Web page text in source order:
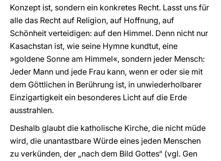
Konzept ist, sondern ein konkretes Recht. Lasst uns für
alle das Recht auf Religion, auf Hoffnung, auf
Schönheit verteidigen: auf den Himmel. Denn nicht nur
Kasachstan ist, wie seine Hymne kundtut, eine
»goldene Sonne am Himmel«, sondern jeder Mensch:
Jeder Mann und jede Frau kann, wenn er oder sie mit
dem Göttlichen in Berührung ist, in unwiederholbarer
Einzigartigkeit ein besonderes Licht auf die Erde
ausstrahlen.
Deshalb glaubt die katholische Kirche, die nicht müde
wird, die unantastbare Würde eines jeden Menschen
zu verkünden, der „nach dem Bild Gottes“ (vgl. Gen